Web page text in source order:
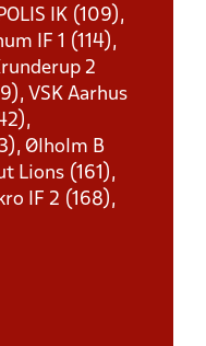
IK (109),
IF 1 (114),
2
VSK Aarhus
Ølholm B
Lions (161),
IF 2 (168),